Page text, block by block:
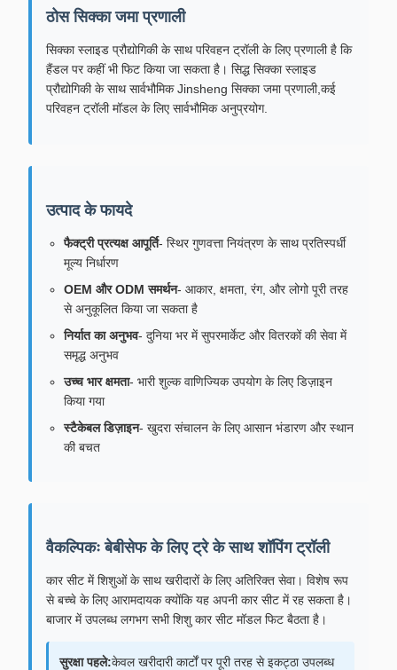
ठोस सिक्का जमा प्रणाली
सिक्का स्लाइड प्रौद्योगिकी के साथ परिवहन ट्रॉली के लिए प्रणाली है कि
हैंडल पर कहीं भी फिट किया जा सकता है। सिद्ध सिक्का स्लाइड
प्रौद्योगिकी के साथ सार्वभौमिक Jinsheng सिक्का जमा प्रणाली,कई
परिवहन ट्रॉली मॉडल के लिए सार्वभौमिक अनुप्रयोग.
उत्पाद के फायदे
फैक्ट्री प्रत्यक्ष आपूर्ति- स्थिर गुणवत्ता नियंत्रण के साथ प्रतिस्पर्धी
मूल्य निर्धारण
OEM और ODM समर्थन- आकार, क्षमता, रंग, और लोगो पूरी तरह
से अनुकूलित किया जा सकता है
निर्यात का अनुभव- दुनिया भर में सुपरमार्केट और वितरकों की सेवा में
समृद्ध अनुभव
उच्च भार क्षमता- भारी शुल्क वाणिज्यिक उपयोग के लिए डिज़ाइन
किया गया
स्टैकेबल डिज़ाइन- खुदरा संचालन के लिए आसान भंडारण और स्थान
की बचत
वैकल्पिकः बेबीसेफ के लिए ट्रे के साथ शॉपिंग ट्रॉली
कार सीट में शिशुओं के साथ खरीदारों के लिए अतिरिक्त सेवा। विशेष रूप
से बच्चे के लिए आरामदायक क्योंकि यह अपनी कार सीट में रह सकता है।
बाजार में उपलब्ध लगभग सभी शिशु कार सीट मॉडल फिट बैठता है।
सुरक्षा पहले:केवल खरीदारी कार्टों पर पूरी तरह से इकट्ठा उपलब्ध